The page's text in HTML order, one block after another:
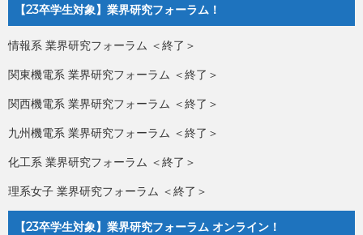
【23卒学生対象】業界研究フォーラム！
情報系 業界研究フォーラム ＜終了＞
関東機電系 業界研究フォーラム ＜終了＞
関西機電系 業界研究フォーラム ＜終了＞
九州機電系 業界研究フォーラム ＜終了＞
化工系 業界研究フォーラム ＜終了＞
理系女子 業界研究フォーラム ＜終了＞
【23卒学生対象】業界研究フォーラム オンライン！